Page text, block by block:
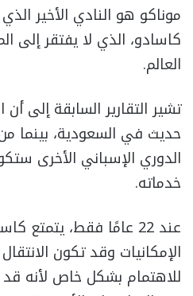
موناكو هو النادي الأخير
كاسادو، الذي لا يفتقر إلى
العالم.
تشير التقارير السابقة إلى
حديث في السعودية، بينما
الدوري الإسباني الأخرى
خدماته.
عند 22 عامًا فقط، يتمتع
الإمكانيات وقد تكون
للاهتمام بشكل خاص لأنه قد